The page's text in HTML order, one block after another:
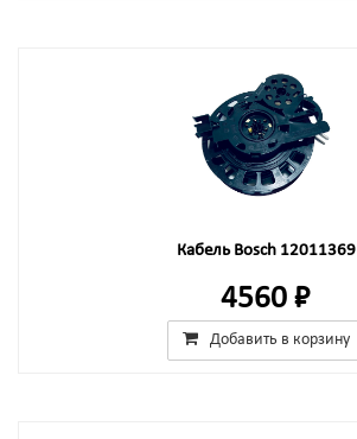
Кабель Bosch 12011369
4560 ₽
Добавить в корзину